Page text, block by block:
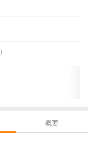
）
概要